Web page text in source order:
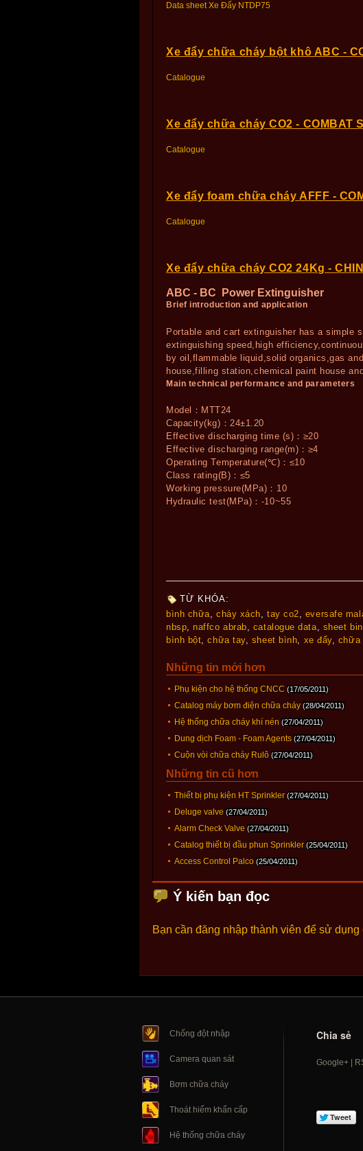
Data sheet Xe Đẩy NTDP75
Xe đẩy chữa cháy bột khô ABC -
Catalogue
Xe đẩy chữa cháy CO2 - COMBAT
Catalogue
Xe đẩy foam chữa cháy AFFF -
Catalogue
Xe đẩy chữa cháy CO2 24Kg -
ABC - BC Power Extinguisher
Brief introduction and application
Portable and cart extinguisher has a simple
extinguishing speed,high
by oil,flammable liquid,solid organics,gas
house,filling station,chemical paint house
Main technical performance and parameters
Model：MTT24
Capacity(kg)：24±1.20
Effective discharging time (s)：≥20
Effective discharging range(m)：≥4
Operating Temperature(℃)：≤10
Class rating(B)：≤5
Working pressure(MPa)：10
Hydraulic test(MPa)：-10~55
TỪ KHÓA:
bình chữa,cháy xách,tay co2, eversafe
nbsp, naffco abrab, catalogue data, sheet
bình bột,chữa tay, sheet bình, xe đẩy, chữa
Những tin mới hơn
Phụ kiện cho hệ thống CNCC (17/05/2011)
Catalog máy bơm điện chữa cháy (28/04/2011)
Hệ thống chữa cháy khí nén (27/04/2011)
Dung dịch Foam - Foam Agents (27/04/2011)
Cuộn vòi chữa cháy Rulô (27/04/2011)
Những tin cũ hơn
Thiết bị phụ kiện HT Sprinkler (27/04/2011)
Deluge valve (27/04/2011)
Alarm Check Valve (27/04/2011)
Catalog thiết bị đầu phun Sprinkler (25/04/2011)
Access Control Palco (25/04/2011)
Ý kiến bạn đọc
Bạn cần đăng nhập thành viên để sử
Chống đột nhập
Camera quan sát
Bơm chữa cháy
Thoát hiểm khẩn cấp
Hệ thống chữa cháy
Chia sẻ
Google+|